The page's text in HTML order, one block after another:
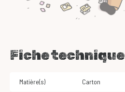
Fiche technique
Matière(s) Carton